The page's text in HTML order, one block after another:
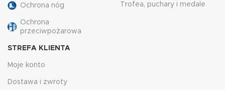
Ochrona nóg
Ochrona
przeciwpożarowa
Trofea, puchary i medale
STREFA KLIENTA
Moje konto
Dostawa i zwroty